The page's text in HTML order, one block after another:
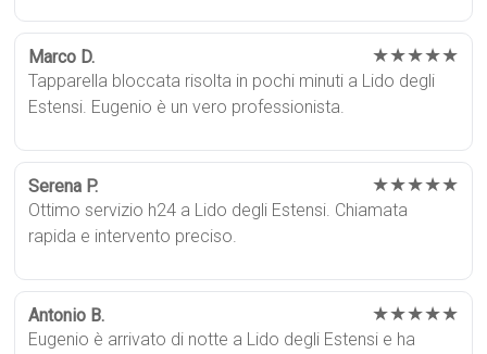
Marco D. ★★★★★
Tapparella bloccata risolta in pochi minuti a Lido degli
Estensi. Eugenio è un vero professionista.
Serena P. ★★★★★
Ottimo servizio h24 a Lido degli Estensi. Chiamata
rapida e intervento preciso.
Antonio B. ★★★★★
Eugenio è arrivato di notte a Lido degli Estensi e ha